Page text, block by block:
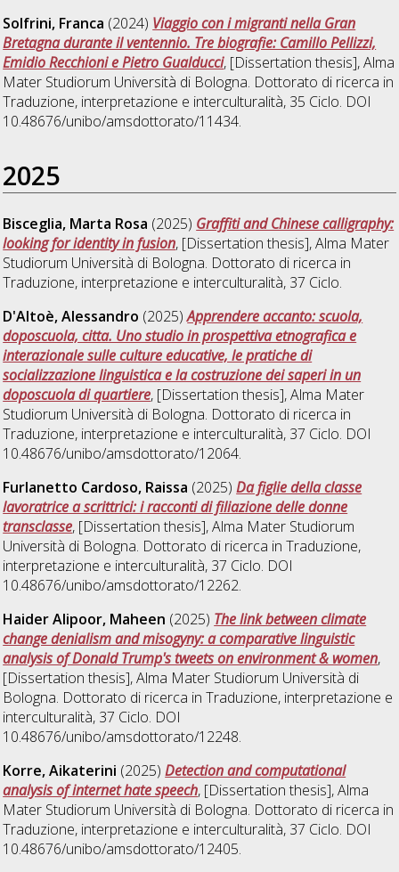
Solfrini, Franca (2024) Viaggio con i migranti nella Gran
Bretagna durante il ventennio. Tre biografie: Camillo Pellizzi,
Emidio Recchioni e Pietro Gualducci, [Dissertation thesis], Alma
Mater Studiorum Università di Bologna. Dottorato di ricerca in
Traduzione, interpretazione e interculturalità, 35 Ciclo. DOI
10.48676/unibo/amsdottorato/11434.
2025
Bisceglia, Marta Rosa (2025) Graffiti and Chinese calligraphy:
looking for identity in fusion, [Dissertation thesis], Alma Mater
Studiorum Università di Bologna. Dottorato di ricerca in
Traduzione, interpretazione e interculturalità, 37 Ciclo.
D'Altoè, Alessandro (2025)Apprendere accanto: scuola,
doposcuola, citta. Uno studio in prospettiva etnografica e
interazionale sulle culture educative, le pratiche di
socializzazione linguistica e la costruzione dei saperi in un
doposcuola di quartiere, [Dissertation thesis], Alma Mater
Studiorum Università di Bologna. Dottorato di ricerca in
Traduzione, interpretazione e interculturalità, 37 Ciclo. DOI
10.48676/unibo/amsdottorato/12064.
Furlanetto Cardoso, Raissa (2025)Da figlie della classe
lavoratrice a scrittrici: i racconti di filiazione delle donne
transclasse, [Dissertation thesis], Alma Mater Studiorum
Università di Bologna. Dottorato di ricerca inTraduzione,
interpretazione e interculturalità, 37 Ciclo. DOI
10.48676/unibo/amsdottorato/12262.
Haider Alipoor, Maheen (2025) The link between climate
change denialism and misogyny: a comparative linguistic
analysis of Donald Trump's tweets on environment & women,
[Dissertation thesis], Alma Mater Studiorum Università di
Bologna. Dottorato di ricerca inTraduzione, interpretazione e
interculturalità, 37 Ciclo. DOI
10.48676/unibo/amsdottorato/12248.
Korre, Aikaterini (2025)Detection and computational
analysis of internet hate speech, [Dissertation thesis], Alma
Mater Studiorum Università di Bologna. Dottorato di ricerca in
Traduzione, interpretazione e interculturalità, 37 Ciclo. DOI
10.48676/unibo/amsdottorato/12405.